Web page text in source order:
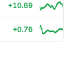
+10.69
+0.76